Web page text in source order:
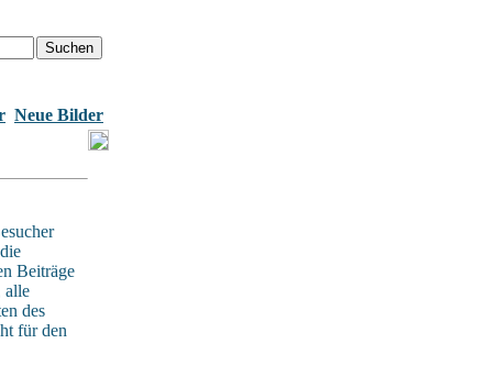
Neue Bilder
Beiträge
alle
des
für den